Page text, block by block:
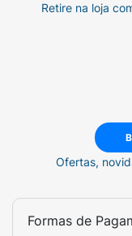
Retire na loja
Ofertas,
Formas de